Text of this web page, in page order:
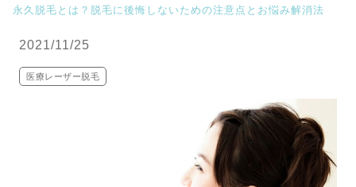
永久脱毛とは？脱毛に後悔しないための注意点とお悩み解消法
2021/11/25
医療レーザー脱毛